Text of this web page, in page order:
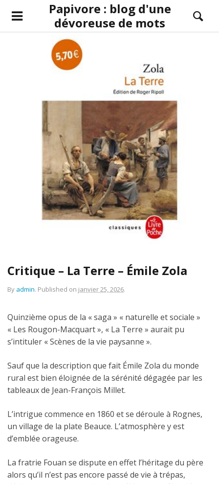
Papivore : blog d'une
dévoreuse de mots
Critique – La Terre – Émile Zola
By admin. Published on janvier 25, 2026.
Quinzième opus de la « saga » « naturelle et sociale »
« Les Rougon-Macquart », « La Terre » aurait pu
s’intituler « Scènes de la vie paysanne ».
Sauf que la description que fait Émile Zola du monde
rural est bien éloignée de la sérénité dégagée par les
tableaux de Jean-François Millet.
L’intrigue commence en 1860 et se déroule à Rognes,
un village de la plate Beauce. L’atmosphère y est
d’emblée orageuse.
La fratrie Fouan se dispute en effet l’héritage du père
alors qu’il n’est pas encore passé de vie à trépas,